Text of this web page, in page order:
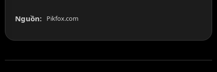
Nguồn: Pikfox.com